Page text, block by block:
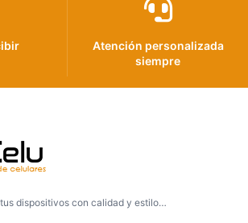
Atención personalizada
siempre
dispositivos con calidad y estilo…